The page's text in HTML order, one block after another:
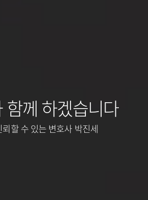
함께 하겠습니다
뢰할 수 있는 변호사 박진세